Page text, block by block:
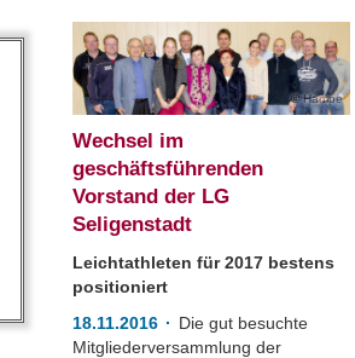
Hampe
Wechsel im
geschäftsführenden
Vorstand der LG
Seligenstadt
Leichtathleten für 2017 bestens
positioniert
18.11.2016
Die gut besuchte
Mitgliederversammlung der